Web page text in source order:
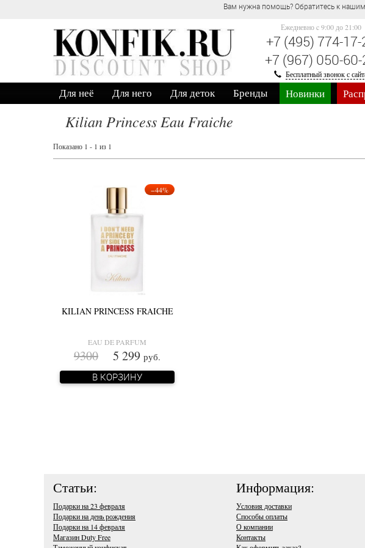
Вам нужна помощь? Обратитесь к
Ежедневно c 9:00 до 21:00
+7 (495) 774-17-
+7 (967) 050-60-
Бесплатный звонок с
Для неё Для него Для деток Бренды Новинки
Kilian Princess Eau Fraiche
Показано 1 - 1 из 1
−44%
KILIAN PRINCESS FRAICHE
EAU DE PARFUM
9300 5 299 руб.
В КОРЗИНУ
Статьи:
Подарки на 23 февраля
Подарки на день рождения
Подарки на 14 февраля
Магазин Duty Free
Информация:
Условия доставки
Способы оплаты
О компании
Контакты